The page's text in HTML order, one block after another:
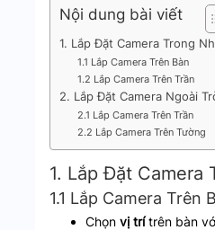
Nội dung bài viết
1. Lắp Đặt Camera Trong
1.1 Lắp Camera Trên Bàn
1.2 Lắp Camera Trên Trần
2. Lắp Đặt Camera Ngoài
2.1 Lắp Camera Trên Trần
2.2 Lắp Camera Trên Tường
1. Lắp Đặt Camera
1.1 Lắp Camera Trên
Chọn vị trítrên bàn